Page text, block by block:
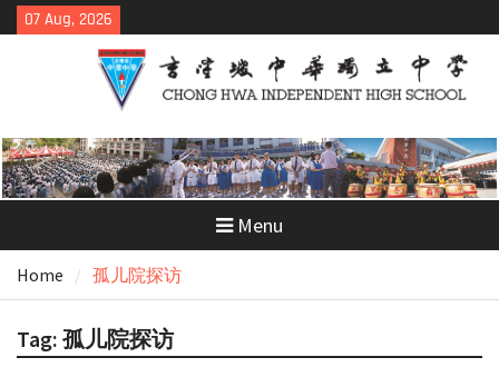
Skip
to
07 Aug, 2026
Menu
Home 孤儿院探访
Tag: 孤儿院探访